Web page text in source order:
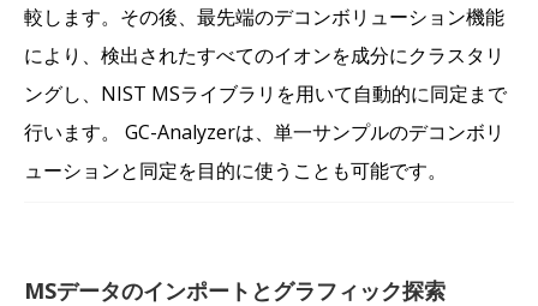
較します。その後、最先端のデコンボリューション機能
により、検出されたすべてのイオンを成分にクラスタリ
ングし、NIST MSライブラリを用いて自動的に同定まで
行います。 GC-Analyzerは、単一サンプルのデコンボリ
ューションと同定を目的に使うことも可能です。
MSデータのインポートとグラフィック探索